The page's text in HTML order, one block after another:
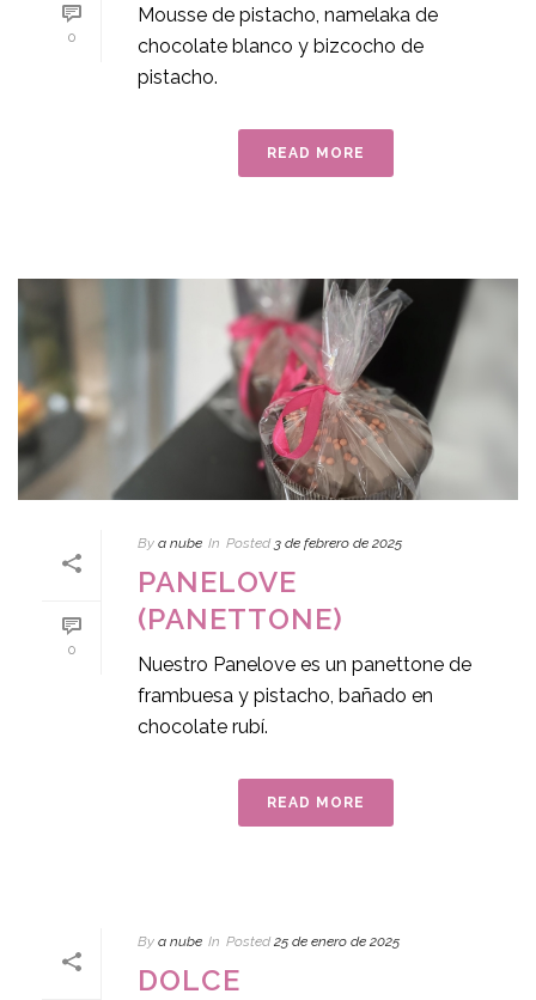
0
Mousse de pistacho, namelaka de
chocolate blanco y bizcocho de
pistacho.
READ MORE
0
By a nube In Posted 3 de febrero de 2025
PANELOVE
(PANETTONE)
Nuestro Panelove es un panettone de
frambuesa y pistacho, bañado en
chocolate rubí.
READ MORE
By a nube In Posted 25 de enero de 2025
DOLCE